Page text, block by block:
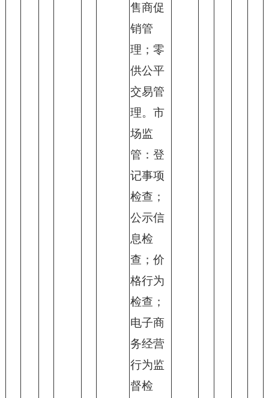
售商促
销管
理；零
供公平
交易管
理。市
场监
管：登
记事项
检查；
公示信
息检
查；价
格行为
检查；
电子商
务经营
行为监
督检